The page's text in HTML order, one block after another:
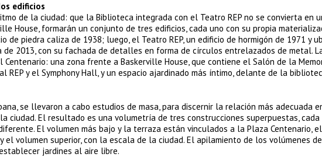
edificios
de la ciudad: que la Biblioteca integrada con el Teatro REP no se convierta en
House, formarán un conjunto de tres edificios, cada uno con su propia
de piedra caliza de 1938; luego, el Teatro REP, un edificio de hormigón de 1971 y
2013, con su fachada de detalles en forma de círculos entrelazados de metal.
una zona frente a Baskerville House, que contiene el Salón de la
y el Symphony Hall, y un espacio ajardinado más íntimo, delante de la
se llevaron a cabo estudios de masa, para discernir la relación más adecuada
ciudad. El resultado es una volumetría de tres construcciones superpuestas, cada
El volumen más bajo y la terraza están vinculados a la Plaza Centenario,
volumen superior, con la escala de la ciudad. El apilamiento de los volúmenes
jardines al aire libre.